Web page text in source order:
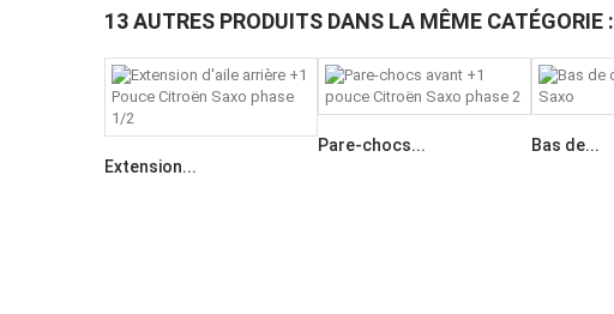
13 AUTRES PRODUITS DANS LA MÊME CATÉGORIE :
Extension...
Pare-chocs... Bas de...